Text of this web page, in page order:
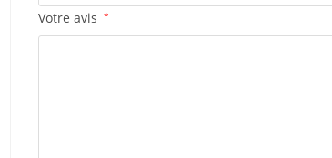
Votre avis *